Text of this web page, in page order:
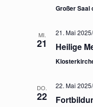
Großer Saal
MI.
21
21. Mai
Heilige
DO.
22
22. Mai